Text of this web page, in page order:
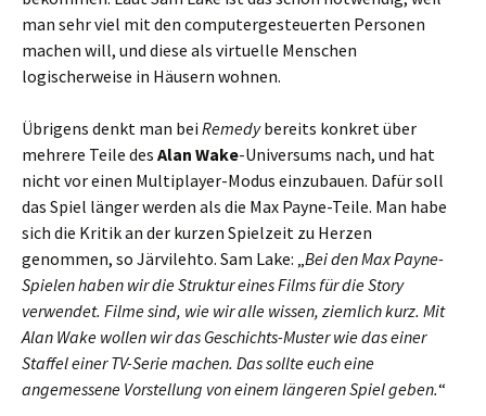
man sehr viel mit den computergesteuerten Personen
machen will, und diese als virtuelle Menschen
logischerweise in Häusern wohnen.
Übrigens denkt man bei Remedybereits konkret über
mehrere Teile des Alan Wake-Universums nach, und hat
nicht vor einen Multiplayer-Modus einzubauen. Dafür soll
das Spiel länger werden als die Max Payne-Teile. Man habe
sich die Kritik an der kurzen Spielzeit zu Herzen
genommen, so Järvilehto. Sam Lake: „Bei den Max Payne-
Spielen haben wir die Struktur eines Films für die Story
verwendet. Filme sind, wie wir alle wissen, ziemlich kurz. Mit
Alan Wake wollen wir das Geschichts-Muster wie das einer
Staffel einer TV-Serie machen. Das sollte euch eine
angemessene Vorstellung von einem längeren Spiel geben.“